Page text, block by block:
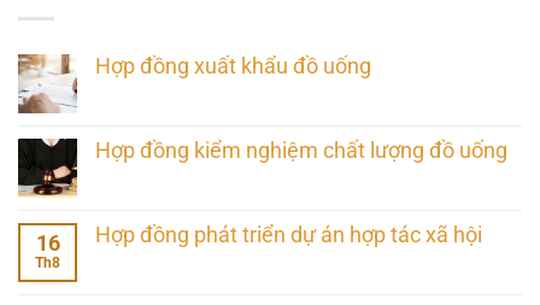
Hợp đồng xuất khẩu đồ uống
Hợp đồng kiểm nghiệm chất lượng đồ uống
16
Th8
Hợp đồng phát triển dự án hợp tác xã hội